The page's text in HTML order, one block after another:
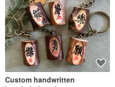
Custom handwritten